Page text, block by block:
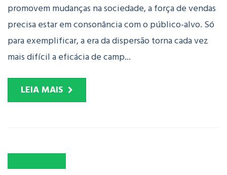
promovem mudanças na sociedade, a força de vendas
precisa estar em consonância com o público-alvo. Só
para exemplificar, a era da dispersão torna cada vez
mais difícil a eficácia de camp...
LEIA MAIS